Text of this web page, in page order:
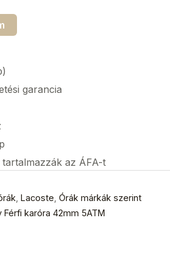
garancia
az ÁFA-t
Lacoste Órák márkák szerint
karóra 42mm 5ATM